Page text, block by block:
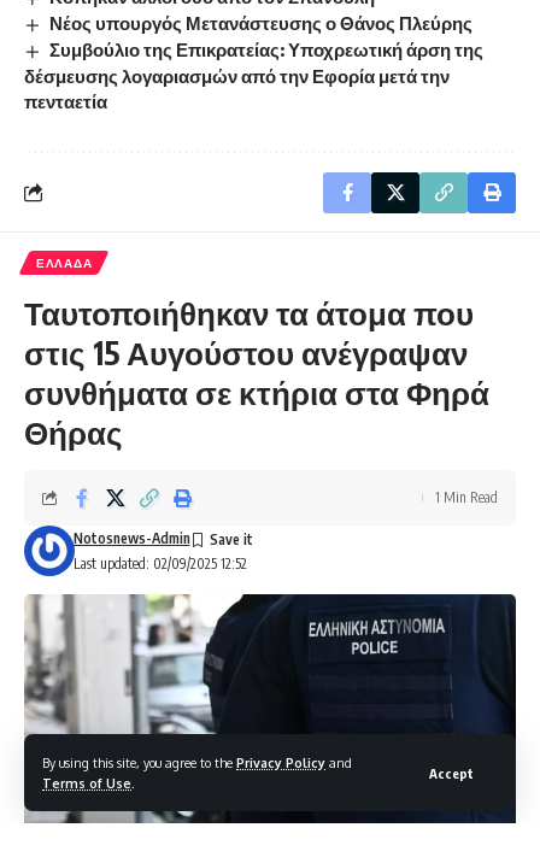
By using this site, you agree to the Privacy Policy and
Terms of Use
Accept
Νέος υπουργός Μετανάστευσης ο Θάνος Πλεύρης
Συμβούλιο της Επικρατείας: Υποχρεωτική άρση της
δέσμευσης λογαριασμών από την Εφορία μετά την
πενταετία
ΕΛΛΑΔΑ
Ταυτοποιήθηκαν τα άτομα που
στις 15 Αυγούστου ανέγραψαν
συνθήματα σε κτήρια στα Φηρά
Θήρας
Last updated: 02/09/2025 12:52
Notosnews-Admin
1 Min Read